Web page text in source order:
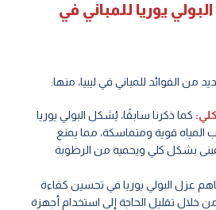
يوريا للمباني في
من الفوائد للمباني في ليبيا، منها:
كما ذكرنا سابقًا، يُشكل البولي يوريا
المياه قوية ومتماسكة، مما يمنع
بشكل كلي ويحميه من الرطوبة
عزل البولي يوريا في تحسين كفاءة
خلال تقليل الحاجة إلى استخدام أجهزة